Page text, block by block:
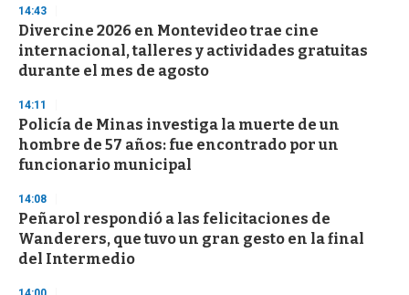
s
e
c
o
n
14:43
Divercine 2026 en Montevideo trae cine
internacional, talleres y actividades gratuitas
durante el mes de agosto
14:11
Policía de Minas investiga la muerte de un
hombre de 57 años: fue encontrado por un
funcionario municipal
14:08
Peñarol respondió a las felicitaciones de
Wanderers, que tuvo un gran gesto en la final
del Intermedio